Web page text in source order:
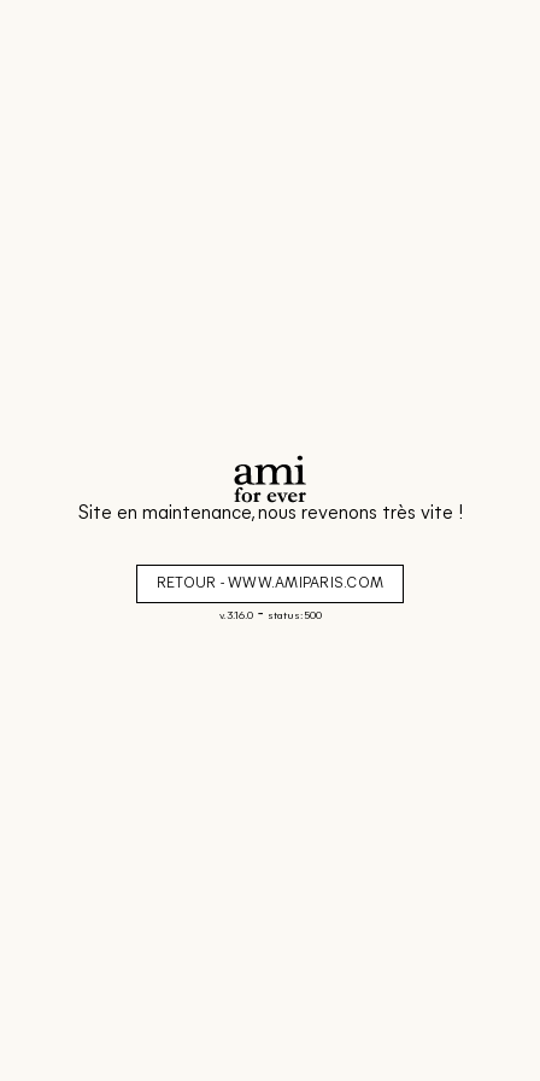
Site en maintenance, nous revenons très vite !
RETOUR - WWW.AMIPARIS.COM
v. 3.16.0- status: 500